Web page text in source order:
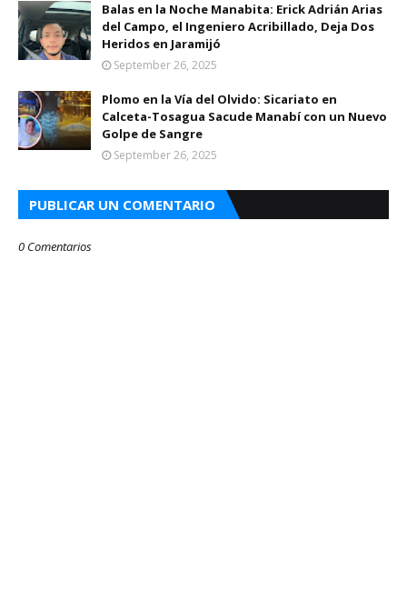
Balas en la Noche Manabita: Erick Adrián Arias
del Campo, el Ingeniero Acribillado, Deja Dos
Heridos en Jaramijó
September 26, 2025
Plomo en la Vía del Olvido: Sicariato en
Calceta-Tosagua Sacude Manabí con un Nuevo
Golpe de Sangre
September 26, 2025
PUBLICAR UN COMENTARIO
0 Comentarios